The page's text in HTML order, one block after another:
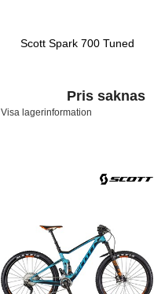
Scott Spark 700 Tuned
Pris saknas
Visa lagerinformation